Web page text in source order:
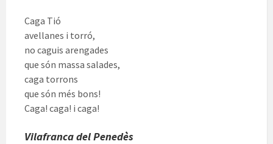
Caga Tió
avellanes i torró,
no caguis arengades
que són massa salades,
caga torrons
que són més bons!
Caga! caga! i caga!
Vilafranca del Penedès